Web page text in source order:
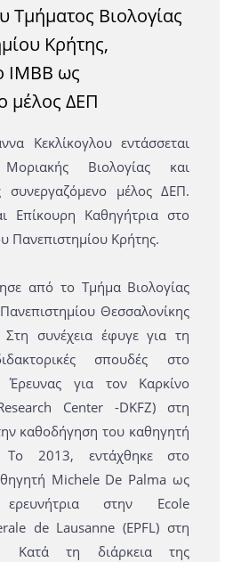
Τμήματος Βιολογίας
Κρήτης,
ΙΜΒΒ ως
μέλος ΔΕΠ
Κεκλίκογλου εντάσσεται
Βιολογίας και
συνεργαζόμενο μέλος ΔΕΠ.
Επίκουρη Καθηγήτρια στο
Πανεπιστημίου Κρήτης.
από το Τμήμα Βιολογίας
Θεσσαλονίκης
συνέχεια έφυγε για τη
σπουδές στο
Έρευνας για τον Καρκίνο
Center -DKFZ) στη
καθοδήγηση του καθηγητή
Το 2013, εντάχθηκε στο
Michele De Palma ως
ερευνήτρια στην Ecole
de Lausanne (EPFL) στη
Κατά τη διάρκεια της